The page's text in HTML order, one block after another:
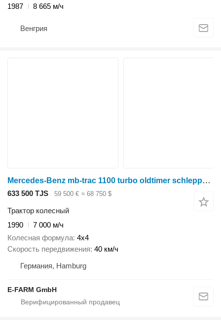
1987
8 665 м/ч
Венгрия
Mercedes-Benz mb-trac 1100 turbo oldtimer schlepper om366
633 500 TJS 59 500 € ≈ 68 750 $
Трактор колесный
1990
7 000 м/ч
Колесная формула 4x4
Скорость передвижения 40 км/ч
Германия, Hamburg
E-FARM GmbH